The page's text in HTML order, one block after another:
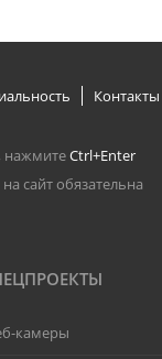
Контакты
нажмитеCtrl+Enter
сайт обязательна
камеры